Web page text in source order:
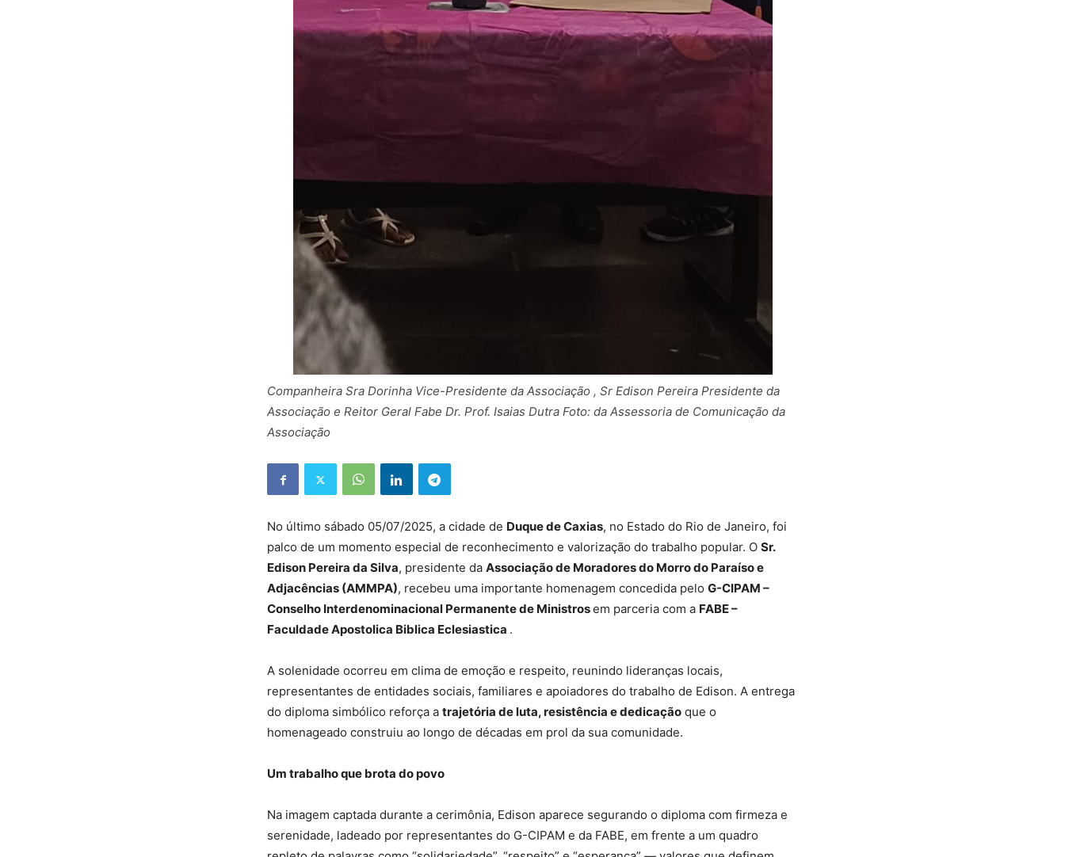
Companheira Sra Dorinha Vice-Presidente da Associação , Sr Edison Pereira Presidente da
Associação e Reitor Geral Fabe Dr. Prof. Isaias Dutra Foto: da Assessoria de Comunicação da
Associação
No último sábado 05/07/2025, a cidade de Duque de Caxias, no Estado do Rio de Janeiro, foi
palco de um momento especial de reconhecimento e valorização do trabalho popular. O Sr.
Edison Pereira da Silva, presidente da Associação de Moradores do Morro do Paraíso e
Adjacências (AMMPA), recebeu uma importante homenagem concedida pelo G-CIPAM –
Conselho Interdenominacional Permanente de Ministrosem parceria com a FABE –
Faculdade Apostolica Biblica Eclesiastica .
A solenidade ocorreu em clima de emoção e respeito, reunindo lideranças locais,
representantes de entidades sociais, familiares e apoiadores do trabalho de Edison. A entrega
do diploma simbólico reforça a trajetória de luta, resistência e dedicação que o
homenageado construiu ao longo de décadas em prol da sua comunidade.
Um trabalho que brota do povo
Na imagem captada durante a cerimônia, Edison aparece segurando o diploma com firmeza e
serenidade, ladeado por representantes do G-CIPAM e da FABE, em frente a um quadro